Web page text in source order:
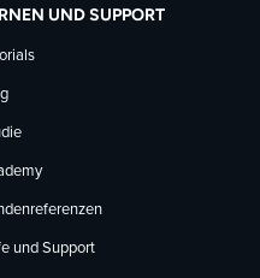
UND SUPPORT
und Support